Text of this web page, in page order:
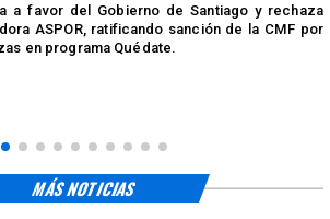
a favor del Gobierno de Santiago y rechaza
ASPOR, ratificando sanción de la CMF por
en programa Quédate.
MÁS NOTICIAS